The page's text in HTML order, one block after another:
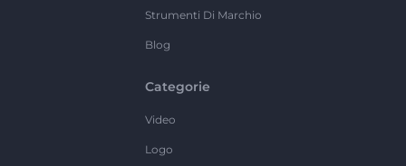
Strumenti Di Marchio
Blog
Categorie
Video
Logo